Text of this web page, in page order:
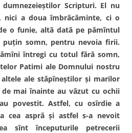
Scripturi. El nu
nici a doua îmbrăcăminte, ci o
o funie, altă dată pe pămîntul
puţin somn, pentru nevoia firii.
întregi cu totul fără somn,
Patimi ale Domnului nostru
ale stăpîneştilor şi marilor
mai înainte au văzut cu ochii
povestit. Astfel, cu osîrdie a
cea aspră şi astfel s-a nevoit
sînt începuturile petrecerii